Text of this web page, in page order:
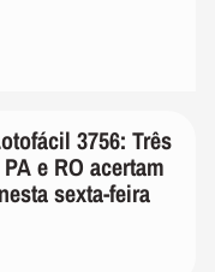
3756: Três
e RO acertam
sexta-feira